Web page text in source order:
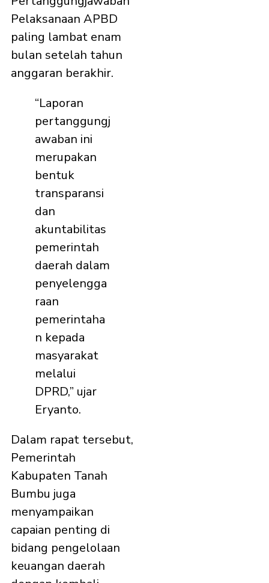
Pelaksanaan APBD
paling lambat enam
bulan setelah tahun
anggaran berakhir.
“Laporan
pertanggungj
awaban ini
merupakan
bentuk
transparansi
dan
akuntabilitas
pemerintah
daerah dalam
penyelengga
raan
pemerintaha
n kepada
masyarakat
melalui
DPRD,” ujar
Eryanto.
Dalam rapat tersebut,
Pemerintah
Kabupaten Tanah
Bumbu juga
menyampaikan
capaian penting di
bidang pengelolaan
keuangan daerah